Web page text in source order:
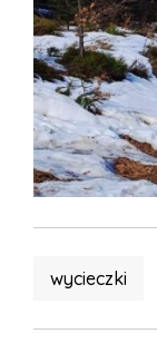
wycieczki